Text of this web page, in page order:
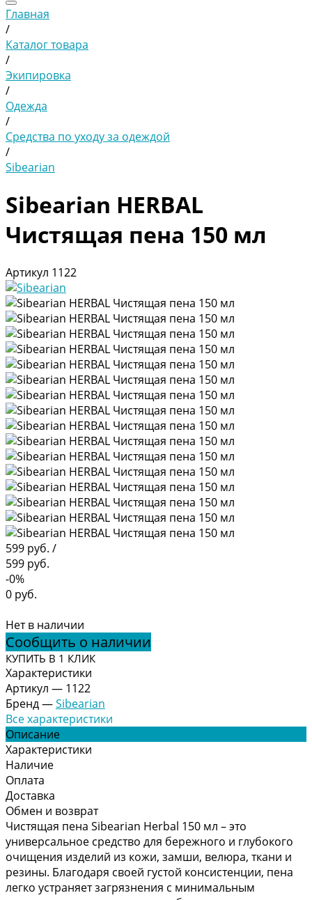
Главная
/
Каталог товара
/
Экипировка
/
Одежда
/
Средства по уходу за одеждой
/
Sibearian
Sibearian HERBAL
Чистящая пена 150 мл
Артикул 1122
599 руб. /
599 руб.
-0%
0 руб.
Нет в наличии
Сообщить о наличии
КУПИТЬ В 1 КЛИК
Характеристики
Артикул — 1122
Бренд—Sibearian
Все характеристики
Описание
Характеристики
Наличие
Оплата
Доставка
Обмен и возврат
Чистящая пена Sibearian Herbal 150 мл – это
универсальное средство для бережного и глубокого
очищения изделий из кожи, замши, велюра, ткани и
резины. Благодаря своей густой консистенции, пена
легко устраняет загрязнения с минимальным